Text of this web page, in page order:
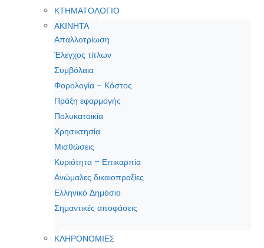
ΚΤΗΜΑΤΟΛΟΓΙΟ
ΑΚΙΝΗΤΑ
Απαλλοτρίωση
Έλεγχος τίτλων
Συμβόλαια
Φορολογία – Κόστος
Πράξη εφαρμογής
Πολυκατοικία
Χρησικτησία
Μισθώσεις
Κυριότητα – Επικαρπία
Ανώμαλες δικαιοπραξίες
Ελληνικό Δημόσιο
Σημαντικές αποφάσεις
ΚΛΗΡΟΝΟΜΙΕΣ